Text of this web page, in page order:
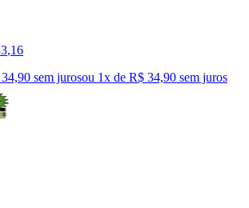
,16
sem jurosou 1x de R$ 34,90 sem juros